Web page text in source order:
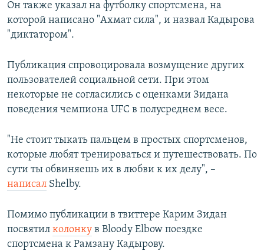
Он также указал на футболку спортсмена, на
которой написано "Ахмат сила", и назвал Кадырова
"диктатором".
Публикация спровоцировала возмущение других
пользователей социальной сети. При этом
некоторые не согласились с оценками Зидана
поведения чемпиона UFC в полусреднем весе.
"Не стоит тыкать пальцем в простых спортсменов,
которые любят тренироваться и путешествовать. По
сути ты обвиняешь их в любви к их делу", –
написал Shelby.
Помимо публикации в твиттере Карим Зидан
посвятил колонку в Bloody Elbow поездке
спортсмена к Рамзану Кадырову.